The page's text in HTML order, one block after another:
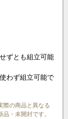
ずとも組立可能
わず組立可能で
際の商品と異なる
・未開封です。